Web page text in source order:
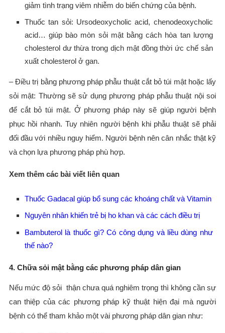
giảm tình trạng viêm nhiễm do biến chứng của bệnh.
Thuốc tan sỏi: Ursodeoxycholic acid, chenodeoxycholic
acid… giúp bào mòn sỏi mật bằng cách hòa tan lượng
cholesterol dư thừa trong dịch mật đồng thời ức chế sản
xuất cholesterol ở gan.
– Điều trị bằng phương pháp phẫu thuật cắt bỏ túi mật hoặc lấy
sỏi mật: Thường sẽ sử dụng phương pháp phẫu thuật nội soi
để cắt bỏ túi mật. Ở phương pháp này sẽ giúp người bệnh
phục hồi nhanh. Tuy nhiên người bệnh khi phẫu thuật sẽ phải
đối đầu với nhiều nguy hiểm. Người bệnh nên cân nhắc thật kỹ
và chọn lựa phương pháp phù hợp.
Xem thêm các bài viết liên quan
Thuốc Gadacal giúp bổ sung các khoáng chất và Vitamin
Nguyên nhân khiến trẻ bị ho khan và các cách điều trị
Bambuterol là thuốc gì? Có công dụng và liều dùng như
thế nào?
4. Chữa sỏi mật bằng các phương pháp dân gian
Nếu mức độ sỏi thận chưa quá nghiêm trọng thì không cần sự
can thiệp của các phương pháp kỹ thuật hiện đại mà người
bệnh có thể tham khảo một vài phương pháp dân gian như: